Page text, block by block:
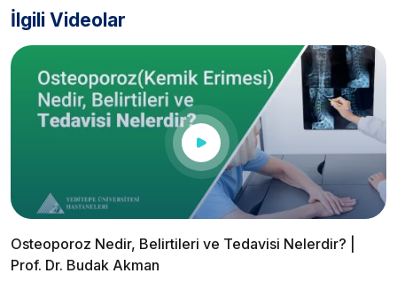
İlgili Videolar
Osteoporoz Nedir, Belirtileri ve Tedavisi Nelerdir? |
Prof. Dr. Budak Akman